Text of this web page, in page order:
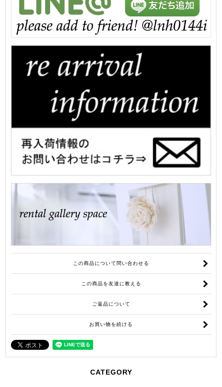
この商品について問い合わせる
この商品を友達に教える
ご返品について
お買い物を続ける
CATEGORY